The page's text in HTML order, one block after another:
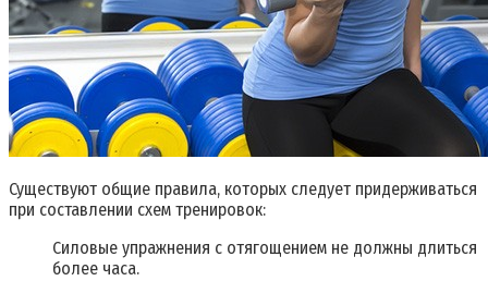
Существуют общие правила, которых следует придерживаться
при составлении схем тренировок:
Силовые упражнения с отягощением не должны длиться
более часа.